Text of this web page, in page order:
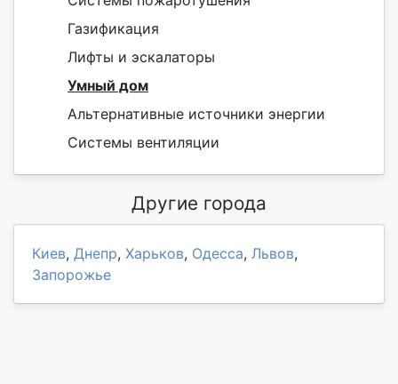
Газификация
Лифты и эскалаторы
Умный дом
Альтернативные источники энергии
Системы вентиляции
Другие города
Киев, Днепр, Харьков, Одесса, Львов,
Запорожье